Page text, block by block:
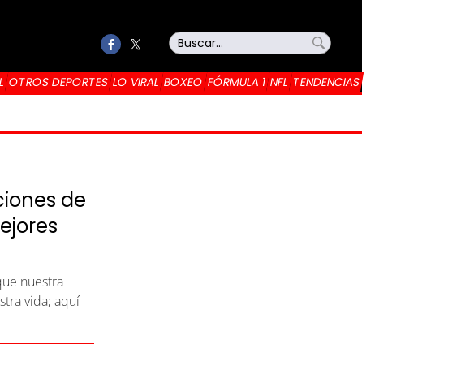
OTROS DEPORTES LO VIRAL BOXEO FÓRMULA 1 NFL TENDENCIAS
de
nuestra
vida; aquí